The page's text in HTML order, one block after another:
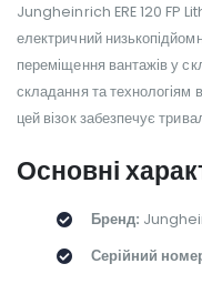
Jungheinrich ERE 120 FP
електричний
переміщення вантажів у
складання та
цей візок забезпечує
Основні
Бренд:
Серійний